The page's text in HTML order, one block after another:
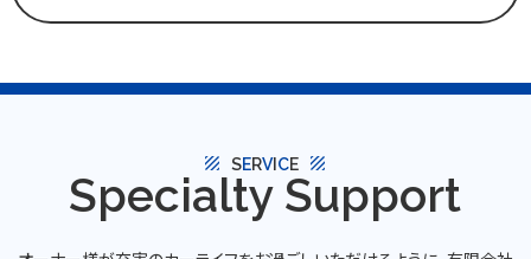
texture SERVI CE texture
Specialty Support